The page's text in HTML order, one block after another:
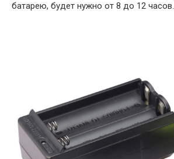
батарею, будет нужно от 8 до 12 часов.